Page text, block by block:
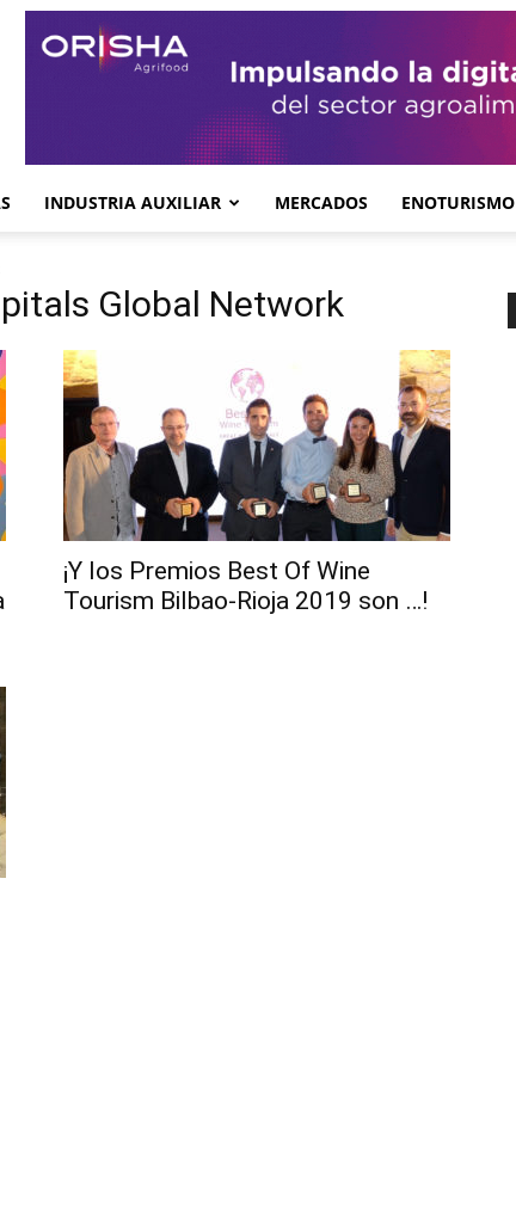
INDUSTRIA AUXILIAR MERCADOS ENOTURISMO
Global Network
¡Y los Premios Best Of Wine
Tourism Bilbao-Rioja 2019 son …!